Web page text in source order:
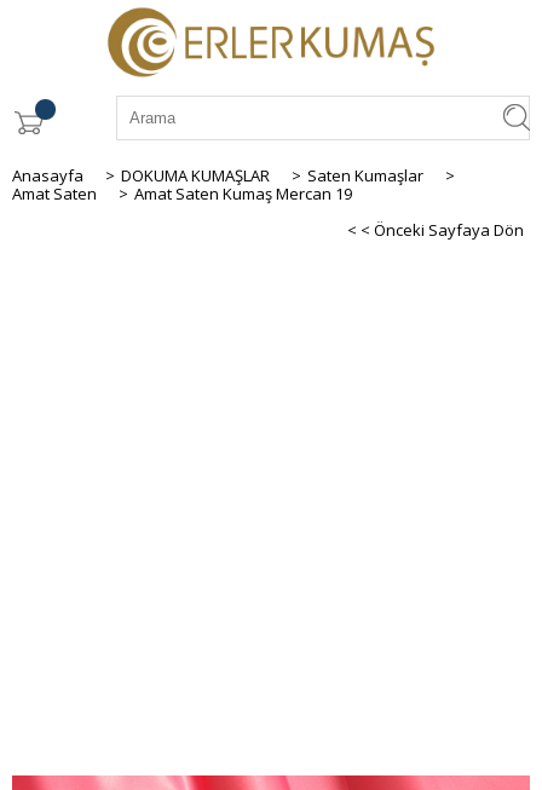
Anasayfa > DOKUMA KUMAŞLAR > Saten Kumaşlar
>
Amat Saten
> Amat Saten Kumaş Mercan 19
< < Önceki Sayfaya Dön